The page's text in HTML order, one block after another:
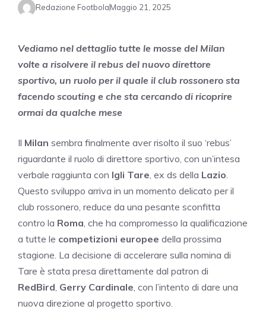
Redazione FootbolaMaggio 21, 2025
Vediamo nel dettaglio tutte le mosse del Milan
volte a risolvere il rebus del nuovo direttore
sportivo, un ruolo per il quale il club rossonero sta
facendo scouting e che sta cercando di ricoprire
ormai da qualche mese
Il Milan sembra finalmente aver risolto il suo ‘rebus’
riguardante il ruolo di direttore sportivo, con un’intesa
verbale raggiunta con Igli Tare , ex ds della Lazio
Questo sviluppo arriva in un momento delicato per il
club rossonero, reduce da una pesante sconfitta
contro la Roma , che ha compromesso la qualificazione
a tutte le competizioni europee della prossima
stagione. La decisione di accelerare sulla nomina di
Tare è stata presa direttamente dal patron di
RedBird Gerry Cardinale , con l’intento di dare una
nuova direzione al progetto sportivo.